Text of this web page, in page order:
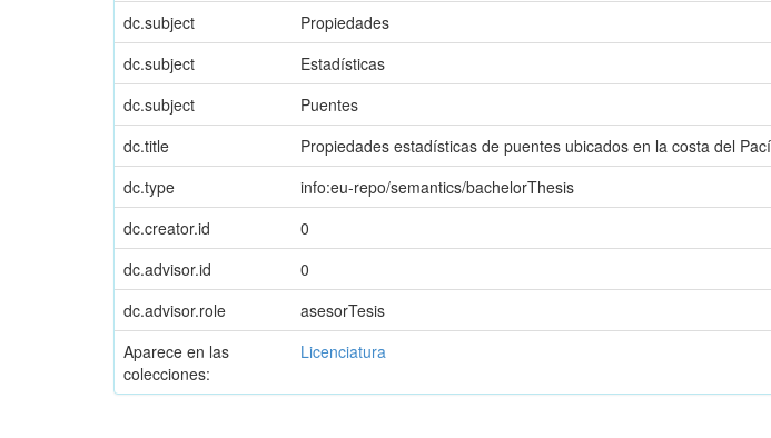
dc.subject
Propiedades
dc.subject
Estadísticas
dc.subject
Puentes
dc.title
Propiedades estadísticas de puentes ubicados en la costa del
dc.type
info:eu-repo/semantics/bachelorThesis
dc.creator.id
0
dc.advisor.id
0
dc.advisor.role
asesorTesis
Aparece en las
colecciones:
Licenciatura